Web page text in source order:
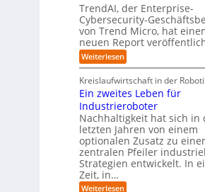
F
o
r
m
w
a
s
b
e
i
b
e
r
n
i
c
h
t
e
u
r
o
p
i
O
r
i
e
n
t
i
e
r
u
n
g
t
r
i
a
l
A
I
n
S
A
P
:
W
i
e
s
u
TrendAI, der Enterprise-
Cybersecurity-
von Trend Micro, hat
neuen Report
Weiterlesen:
T
e
n
d
A
I
-
R
e
p
r
Kreislaufwirtschaft in der
Ein zweites Leben für
Industrieroboter
Nachhaltigkeit hat sich in
letzten Jahren von einem
optionalen Zusatz zu
zentralen Pfeiler
Strategien entwickelt. In
Zeit, in…
Weiterlesen: